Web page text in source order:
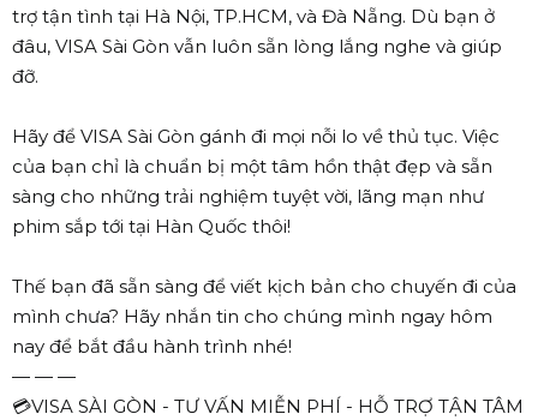
trợ tận tình tại Hà Nội, TP.HCM, và Đà Nẵng. Dù bạn ở
đâu, VISA Sài Gòn vẫn luôn sẵn lòng lắng nghe và giúp
đỡ.
Hãy để VISA Sài Gòn gánh đi mọi nỗi lo về thủ tục. Việc
của bạn chỉ là chuẩn bị một tâm hồn thật đẹp và sẵn
sàng cho những trải nghiệm tuyệt vời, lãng mạn như
phim sắp tới tại Hàn Quốc thôi!
Thế bạn đã sẵn sàng để viết kịch bản cho chuyến đi của
mình chưa? Hãy nhắn tin cho chúng mình ngay hôm
nay để bắt đầu hành trình nhé!
— — —
💳VISA SÀI GÒN - TƯ VẤN MIỄN PHÍ - HỖ TRỢ TẬN TÂM